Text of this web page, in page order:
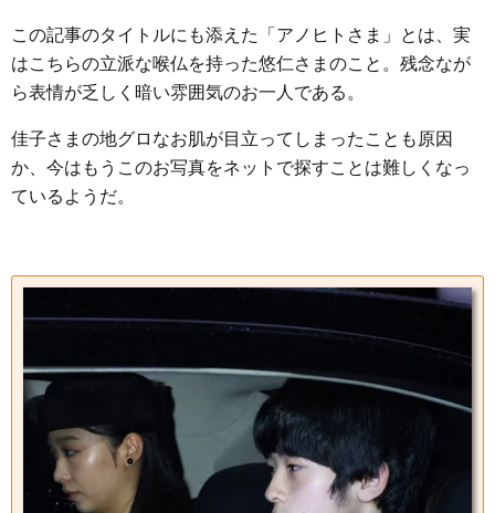
この記事のタイトルにも添えた「アノヒトさま」とは、実
はこちらの立派な喉仏を持った悠仁さまのこと。残念なが
ら表情が乏しく暗い雰囲気のお一人である。
佳子さまの地グロなお肌が目立ってしまったことも原因
か、今はもうこのお写真をネットで探すことは難しくなっ
ているようだ。